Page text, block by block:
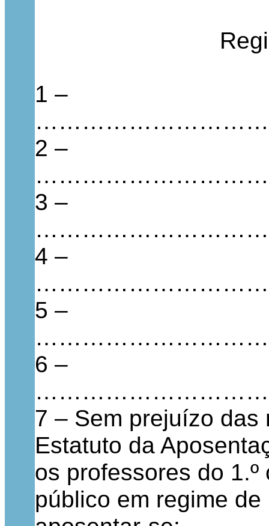
1 –
2 –
3 –
4 –
5 –
6 –
7 – Sem prejuízo
Estatuto da
os professores do
público em regime